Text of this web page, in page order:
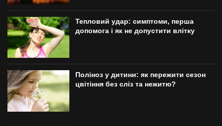
Тепловий удар: симптоми, перша
допомога і як не допустити влітку
Поліноз у дитини: як пережити сезон
цвітіння без сліз та нежитю?